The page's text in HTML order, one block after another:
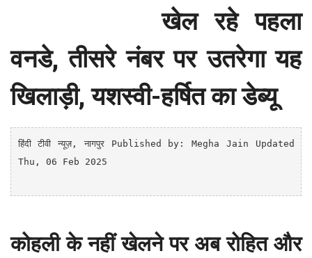
खेल रहे पहला
वनडे, तीसरे नंबर पर उतरेगा यह
खिलाड़ी, यशस्वी-हर्षित का डेब्यू
हिंदी टीवी न्यूज़, नागपुर
Published by: Megha Jain Updated
Thu, 06 Feb 2025
कोहली के नहीं खेलने पर अब रोहित और